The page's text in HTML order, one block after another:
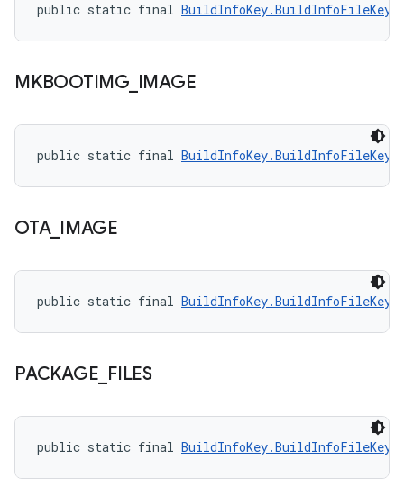
public static final BuildInfoKey.BuildInfoFileKey
MKBOOTIMG_ IMAGE
public static final BuildInfoKey.BuildInfoFileKey
OTA_ IMAGE
public static final BuildInfoKey.BuildInfoFileKey
PACKAGE FILES
public static final BuildInfoKey.BuildInfoFileKey